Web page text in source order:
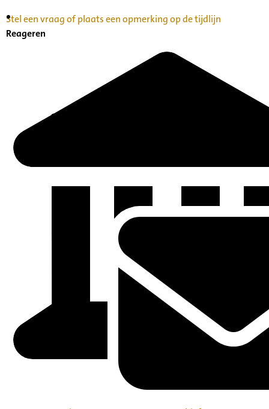
Inventaris Betekende partituren, geordend op
Stel een vraag of plaats een opmerking op de tijdlijn
Reageren